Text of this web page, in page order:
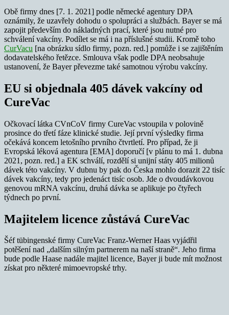
Obě firmy dnes [7. 1. 2021] podle německé agentury DPA
oznámily, že uzavřely dohodu o spolupráci a službách. Bayer se má
zapojit především do nákladných prací, které jsou nutné pro
schválení vakcíny. Podílet se má i na příslušné studii. Kromě toho
CurVacu [na obrázku sídlo firmy, pozn. red.] pomůže i se zajištěním
dodavatelského řetězce. Smlouva však podle DPA neobsahuje
ustanovení, že Bayer převezme také samotnou výrobu vakcíny.
EU si objednala 405 dávek vakcíny od
CureVac
Očkovací látka CVnCoV firmy CureVac vstoupila v polovině
prosince do třetí fáze klinické studie. Její první výsledky firma
očekává koncem letošního prvního čtvrtletí. Pro případ, že ji
Evropská léková agentura [EMA] doporučí [v plánu to má 1. dubna
2021, pozn. red.] a EK schválí, rozdělí si unijní státy 405 milionů
dávek této vakcíny. V dubnu by pak do Česka mohlo dorazit 22 tisíc
dávek vakcíny, tedy pro jedenáct tisíc osob. Jde o dvoudávkovou
genovou mRNA vakcínu, druhá dávka se aplikuje po čtyřech
týdnech po první.
Majitelem licence zůstává CureVac
Šéf tübingenské firmy CureVac Franz-Werner Haas vyjádřil
potěšení nad „dalším silným partnerem na naší straně“. Jeho firma
bude podle Haase nadále majitel licence, Bayer ji bude mít možnost
získat pro některé mimoevropské trhy.